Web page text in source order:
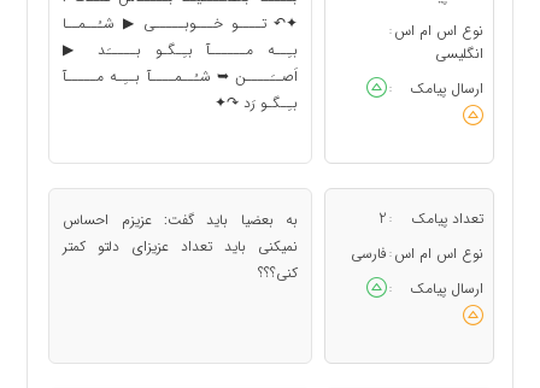
نوع اس ام اس :
انگلیسی
ارسال پیامک
:
✦↶ تــــو خـــوبـــــی ▶ شـُــمــا
بـِــه مــــــآ بـِـگـو بـــــَد ▶
اَصــَــــن ➥ شـُــمــــآ بــِـه مـــــآ
بـِـگـو رَد ↷✦
تعداد پیامک :
2
نوع اس ام اس : فارسی
ارسال پیامک
:
به بعضیا باید گفت: عزیزم احساس
نمیکنی باید تعداد عزیزای دلتو کمتر
کنی؟؟؟